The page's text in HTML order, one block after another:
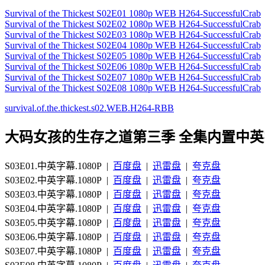
Survival of the Thickest S02E01 1080p WEB H264-SuccessfulCrab
Survival of the Thickest S02E02 1080p WEB H264-SuccessfulCrab
Survival of the Thickest S02E03 1080p WEB H264-SuccessfulCrab
Survival of the Thickest S02E04 1080p WEB H264-SuccessfulCrab
Survival of the Thickest S02E05 1080p WEB H264-SuccessfulCrab
Survival of the Thickest S02E06 1080p WEB H264-SuccessfulCrab
Survival of the Thickest S02E07 1080p WEB H264-SuccessfulCrab
Survival of the Thickest S02E08 1080p WEB H264-SuccessfulCrab
survival.of.the.thickest.s02.WEB.H264-RBB
大码女孩的生存之道第三季 全集内置中
S03E01.中英字幕.1080P | 百度盘 | 迅雷盘 | 夸克盘
S03E02.中英字幕.1080P | 百度盘 | 迅雷盘 | 夸克盘
S03E03.中英字幕.1080P | 百度盘 | 迅雷盘 | 夸克盘
S03E04.中英字幕.1080P | 百度盘 | 迅雷盘 | 夸克盘
S03E05.中英字幕.1080P | 百度盘 | 迅雷盘 | 夸克盘
S03E06.中英字幕.1080P | 百度盘 | 迅雷盘 | 夸克盘
S03E07.中英字幕.1080P | 百度盘 | 迅雷盘 | 夸克盘